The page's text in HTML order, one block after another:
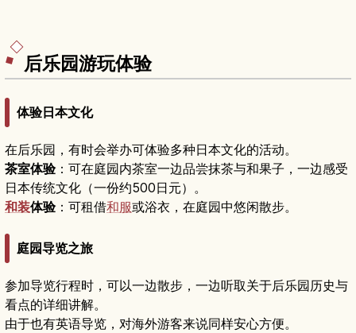
后乐园游玩体验
体验日本文化
在后乐园，有时会举办可体验多种日本文化的活动。
茶室体验：可在庭园内茶室一边品尝抹茶与和果子，一边感受
日本传统文化（一份约500日元）。
和装体验：可租借和服或浴衣，在庭园中悠闲散步。
庭园导览之旅
参加导览行程时，可以一边散步，一边听取关于后乐园历史与
看点的详细讲解。
由于也有英语导览，对海外游客来说同样安心方便。